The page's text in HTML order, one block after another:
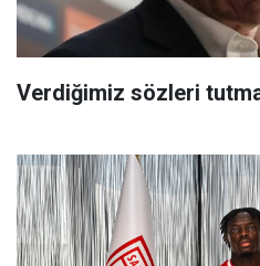
Verdiğimiz sözleri